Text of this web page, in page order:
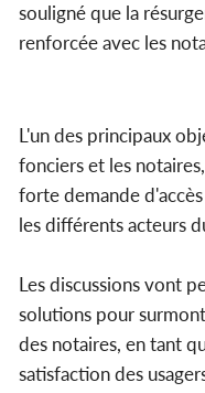
souligné que la
renforcée avec les
L'un des principaux
fonciers et les
forte demande
les différents acteurs
Les discussions vont
solutions pour
des notaires, en tant
satisfaction des